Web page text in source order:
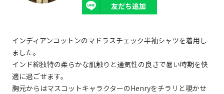
友だち追加
インディアンコットンのマドラスチェック半袖シャツを着用し
ました。
インド綿独特の柔らかな肌触りと通気性の良さで暑い時期を快
適に過ごせます。
胸元からはマスコットキャラクターのHenryをチラリと覗かせ